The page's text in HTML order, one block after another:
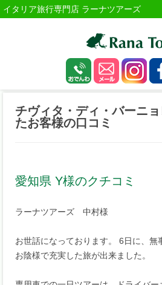
イタリア旅行専門店 ラーナツアーズ
チヴィタ・ディ・バーニ
たお客様の口コミ
愛知県 Y様のクチコミ
ラーナツアーズ 中村様
お世話になっております。 6日に、無
お陰様で充実した旅が出来ました。